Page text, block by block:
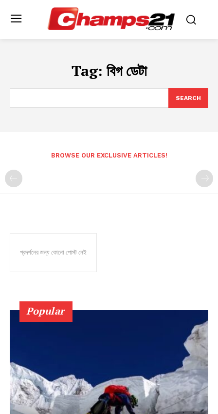
Tag: বিগ ডেটা
SEARCH
BROWSE OUR EXCLUSIVE ARTICLES!
প্রদর্শনের জন্য কোনো পোস্ট নেই
Popular